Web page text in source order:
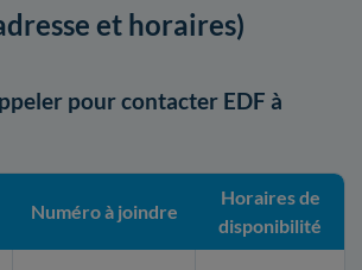
et horaires)
pour contacter EDF à
Numéro à joindre
Horaires de
disponibilité